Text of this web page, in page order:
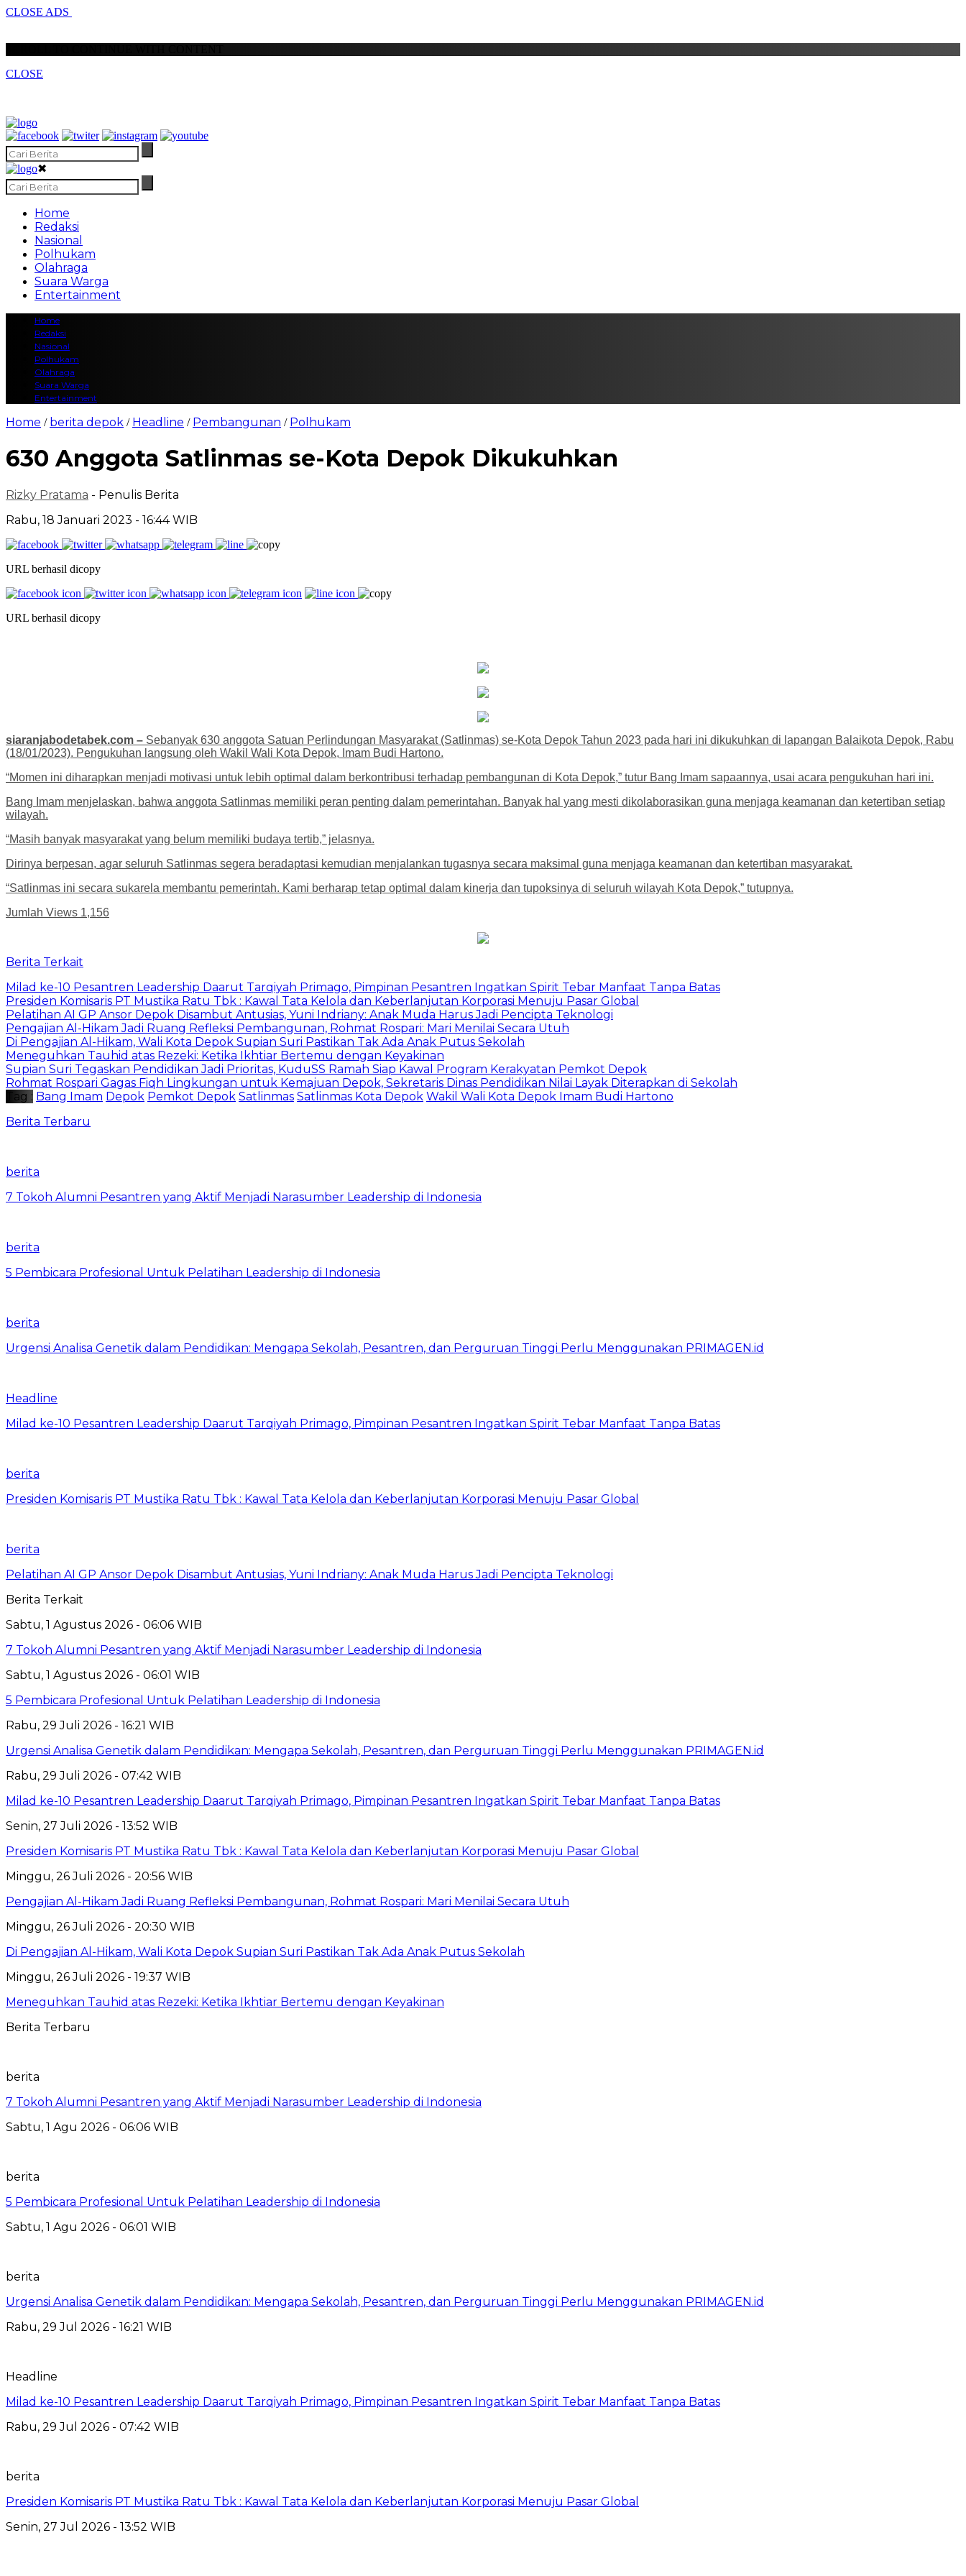
CLOSE ADS
CLOSE
✖
Home
Redaksi
Nasional
Polhukam
Olahraga
Suara Warga
Entertainment
Home
Redaksi
Nasional
Polhukam
Olahraga
Suara Warga
Entertainment
Home / berita depok / Headline / Pembangunan / Polhukam
630 Anggota Satlinmas se-Kota Depok Dikukuhkan
Rizky Pratama - Penulis Berita
Rabu, 18 Januari 2023 - 16:44 WIB
URL berhasil dicopy
URL berhasil dicopy
siaranjabodetabek.com – Sebanyak 630 anggota Satuan Perlindungan Masyarakat (Satlinmas) se-Kota Depok Tahun 2023 pada hari ini dikukuhkan di lapangan Balaikota Depok, Rabu
(18/01/2023). Pengukuhan langsung oleh Wakil Wali Kota Depok, Imam Budi Hartono.
“Momen ini diharapkan menjadi motivasi untuk lebih optimal dalam berkontribusi terhadap pembangunan di Kota Depok,” tutur Bang Imam sapaannya, usai acara pengukuhan hari ini.
Bang Imam menjelaskan, bahwa anggota Satlinmas memiliki peran penting dalam pemerintahan. Banyak hal yang mesti dikolaborasikan guna menjaga keamanan dan ketertiban setiap
wilayah.
“Masih banyak masyarakat yang belum memiliki budaya tertib,” jelasnya.
Dirinya berpesan, agar seluruh Satlinmas segera beradaptasi kemudian menjalankan tugasnya secara maksimal guna menjaga keamanan dan ketertiban masyarakat.
“Satlinmas ini secara sukarela membantu pemerintah. Kami berharap tetap optimal dalam kinerja dan tupoksinya di seluruh wilayah Kota Depok,” tutupnya.
Jumlah Views 1,156
Berita Terkait
Milad ke-10 Pesantren Leadership Daarut Tarqiyah Primago, Pimpinan Pesantren Ingatkan Spirit Tebar Manfaat Tanpa Batas
Presiden Komisaris PT Mustika Ratu Tbk : Kawal Tata Kelola dan Keberlanjutan Korporasi Menuju Pasar Global
Pelatihan AI GP Ansor Depok Disambut Antusias, Yuni Indriany: Anak Muda Harus Jadi Pencipta Teknologi
Pengajian Al-Hikam Jadi Ruang Refleksi Pembangunan, Rohmat Rospari: Mari Menilai Secara Utuh
Di Pengajian Al-Hikam, Wali Kota Depok Supian Suri Pastikan Tak Ada Anak Putus Sekolah
Meneguhkan Tauhid atas Rezeki: Ketika Ikhtiar Bertemu dengan Keyakinan
Supian Suri Tegaskan Pendidikan Jadi Prioritas, KuduSS Ramah Siap Kawal Program Kerakyatan Pemkot Depok
Rohmat Rospari Gagas Fiqh Lingkungan untuk Kemajuan Depok, Sekretaris Dinas Pendidikan Nilai Layak Diterapkan di Sekolah
Tag : Bang Imam Depok Pemkot Depok Satlinmas Satlinmas Kota Depok Wakil Wali Kota Depok Imam Budi Hartono
Berita Terbaru
berita
7 Tokoh Alumni Pesantren yang Aktif Menjadi Narasumber Leadership di Indonesia
berita
5 Pembicara Profesional Untuk Pelatihan Leadership di Indonesia
berita
Urgensi Analisa Genetik dalam Pendidikan: Mengapa Sekolah, Pesantren, dan Perguruan Tinggi Perlu Menggunakan PRIMAGEN.id
Headline
Milad ke-10 Pesantren Leadership Daarut Tarqiyah Primago, Pimpinan Pesantren Ingatkan Spirit Tebar Manfaat Tanpa Batas
berita
Presiden Komisaris PT Mustika Ratu Tbk : Kawal Tata Kelola dan Keberlanjutan Korporasi Menuju Pasar Global
berita
Pelatihan AI GP Ansor Depok Disambut Antusias, Yuni Indriany: Anak Muda Harus Jadi Pencipta Teknologi
Berita Terkait
Sabtu, 1 Agustus 2026 - 06:06 WIB
7 Tokoh Alumni Pesantren yang Aktif Menjadi Narasumber Leadership di Indonesia
Sabtu, 1 Agustus 2026 - 06:01 WIB
5 Pembicara Profesional Untuk Pelatihan Leadership di Indonesia
Rabu, 29 Juli 2026 - 16:21 WIB
Urgensi Analisa Genetik dalam Pendidikan: Mengapa Sekolah, Pesantren, dan Perguruan Tinggi Perlu Menggunakan PRIMAGEN.id
Rabu, 29 Juli 2026 - 07:42 WIB
Milad ke-10 Pesantren Leadership Daarut Tarqiyah Primago, Pimpinan Pesantren Ingatkan Spirit Tebar Manfaat Tanpa Batas
Senin, 27 Juli 2026 - 13:52 WIB
Presiden Komisaris PT Mustika Ratu Tbk : Kawal Tata Kelola dan Keberlanjutan Korporasi Menuju Pasar Global
Minggu, 26 Juli 2026 - 20:56 WIB
Pengajian Al-Hikam Jadi Ruang Refleksi Pembangunan, Rohmat Rospari: Mari Menilai Secara Utuh
Minggu, 26 Juli 2026 - 20:30 WIB
Di Pengajian Al-Hikam, Wali Kota Depok Supian Suri Pastikan Tak Ada Anak Putus Sekolah
Minggu, 26 Juli 2026 - 19:37 WIB
Meneguhkan Tauhid atas Rezeki: Ketika Ikhtiar Bertemu dengan Keyakinan
Berita Terbaru
berita
7 Tokoh Alumni Pesantren yang Aktif Menjadi Narasumber Leadership di Indonesia
Sabtu, 1 Agu 2026 - 06:06 WIB
berita
5 Pembicara Profesional Untuk Pelatihan Leadership di Indonesia
Sabtu, 1 Agu 2026 - 06:01 WIB
berita
Urgensi Analisa Genetik dalam Pendidikan: Mengapa Sekolah, Pesantren, dan Perguruan Tinggi Perlu Menggunakan PRIMAGEN.id
Rabu, 29 Jul 2026 - 16:21 WIB
Headline
Milad ke-10 Pesantren Leadership Daarut Tarqiyah Primago, Pimpinan Pesantren Ingatkan Spirit Tebar Manfaat Tanpa Batas
Rabu, 29 Jul 2026 - 07:42 WIB
berita
Presiden Komisaris PT Mustika Ratu Tbk : Kawal Tata Kelola dan Keberlanjutan Korporasi Menuju Pasar Global
Senin, 27 Jul 2026 - 13:52 WIB